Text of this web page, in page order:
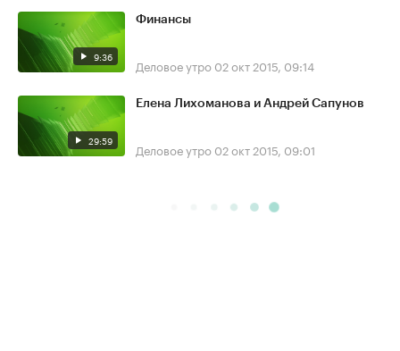
9:36
Финансы
Деловое утро 02 окт 2015, 09:14
29:59
Елена Лихоманова и Андрей Сапунов
Деловое утро 02 окт 2015, 09:01